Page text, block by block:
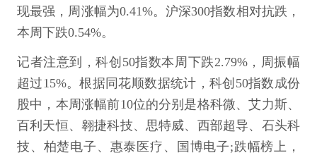
现最强，周涨幅为0.41%。沪深300指数相对抗跌，
本周下跌0.54%。
记者注意到，科创50指数本周下跌2.79%，周振幅
超过15%。根据同花顺数据统计，科创50指数成份
股中，本周涨幅前10位的分别是格科微、艾力斯、
百利天恒、翱捷科技、思特威、西部超导、石头科
技、柏楚电子、惠泰医疗、国博电子;跌幅榜上，